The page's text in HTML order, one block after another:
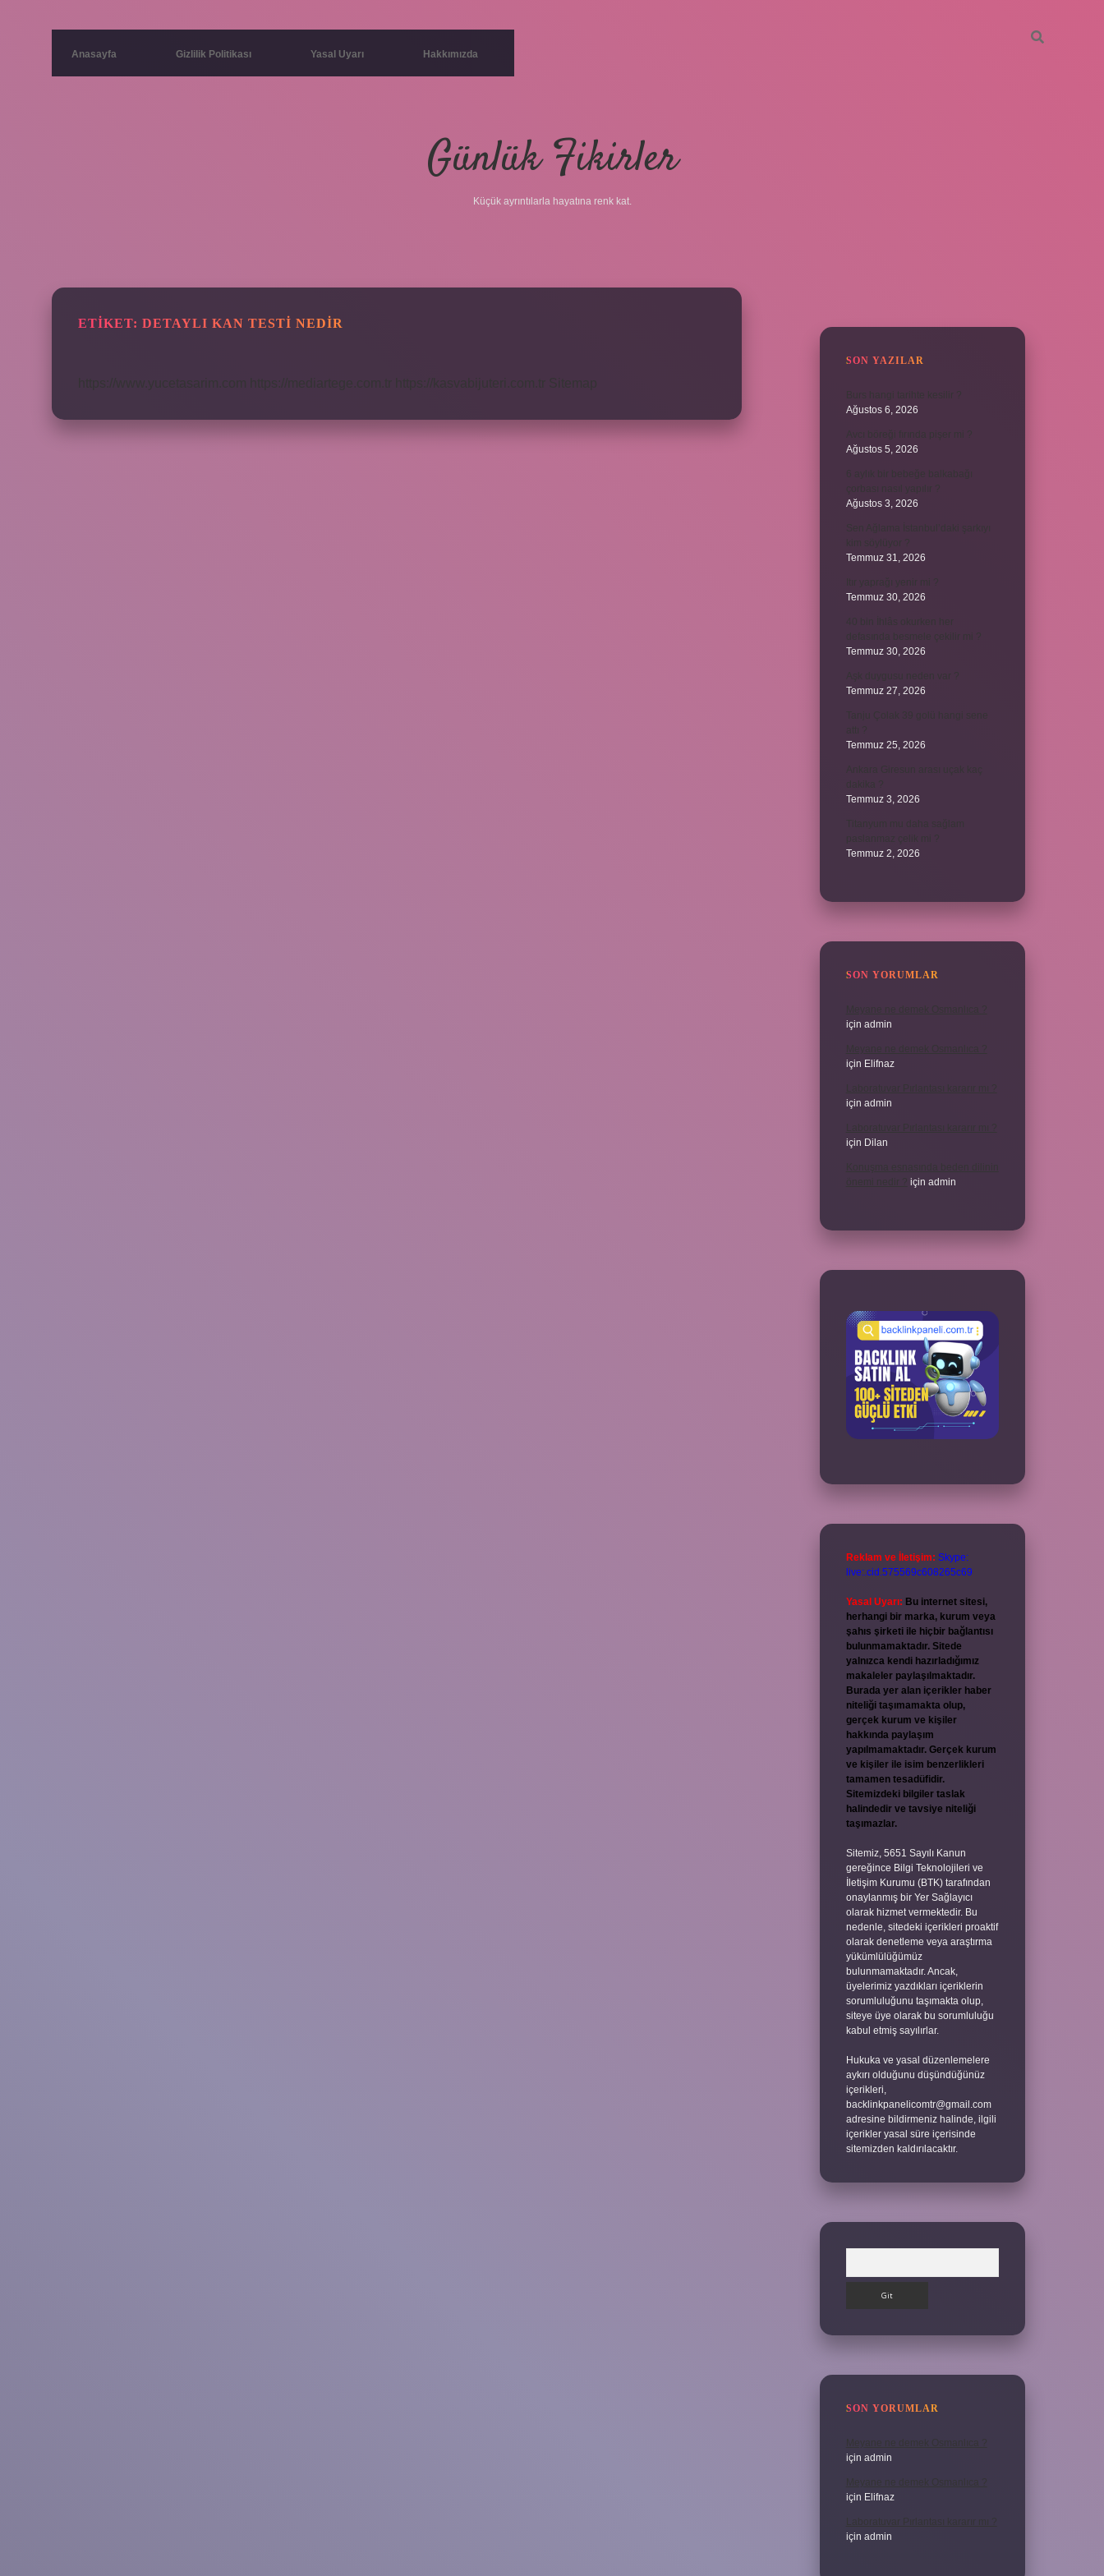
Anasayfa Gizlilik Politikası Yasal Uyarı Hakkımızda
Günlük Fikirler
Küçük ayrıntılarla hayatına renk kat.
ETIKET: DETAYLI KAN TESTI NEDIR
SON YAZILAR
Ağustos 6, 2026
Ağustos 5, 2026
Ağustos 3, 2026
Temmuz 31, 2026
Temmuz 30, 2026
Temmuz 30, 2026
Temmuz 27, 2026
Temmuz 25, 2026
Temmuz 3, 2026
Temmuz 2, 2026
SON YORUMLAR
için admin
için Elifnaz
için admin
için Dilan
için admin
Reklam ve İletişim: Skype:
live:.cid.575569c608265c69
Yasal Uyarı: Bu internet sitesi,
herhangi bir marka, kurum veya
şahıs şirketi ile hiçbir bağlantısı
bulunmamaktadır. Sitede
yalnızca kendi hazırladığımız
makaleler paylaşılmaktadır.
Burada yer alan içerikler haber
niteliği taşımamakta olup,
gerçek kurum ve kişiler
hakkında paylaşım
yapılmamaktadır. Gerçek kurum
ve kişiler ile isim benzerlikleri
tamamen tesadüfidir.
Sitemizdeki bilgiler taslak
halindedir ve tavsiye niteliği
taşımazlar.
Sitemiz, 5651 Sayılı Kanun
gereğince Bilgi Teknolojileri ve
İletişim Kurumu (BTK) tarafından
onaylanmış bir Yer Sağlayıcı
olarak hizmet vermektedir. Bu
nedenle, sitedeki içerikleri proaktif
olarak denetleme veya araştırma
yükümlülüğümüz
bulunmamaktadır. Ancak,
üyelerimiz yazdıkları içeriklerin
sorumluluğunu taşımakta olup,
siteye üye olarak bu sorumluluğu
kabul etmiş sayılırlar.
Hukuka ve yasal düzenlemelere
aykırı olduğunu düşündüğünüz
içerikleri,
backlinkpanelicomtr@gmail.com
adresine bildirmeniz halinde, ilgili
içerikler yasal süre içerisinde
sitemizden kaldırılacaktır.
SON YORUMLAR
Meyane ne demek Osmanlıca ?
için admin
Meyane ne demek Osmanlıca ?
için Elifnaz
Laboratuvar Pırlantası kararır mı ?
için admin